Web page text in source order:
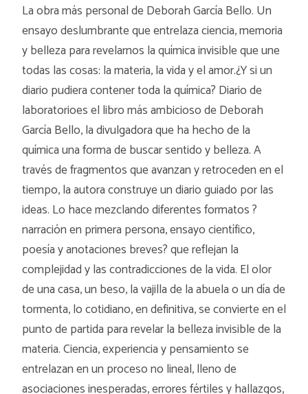
La obra más personal de Deborah García Bello. Un
ensayo deslumbrante que entrelaza ciencia, memoria
y belleza para revelarnos la química invisible que une
todas las cosas: la materia, la vida y el amor.¿Y si un
diario pudiera contener toda la química? Diario de
laboratorioes el libro más ambicioso de Deborah
García Bello, la divulgadora que ha hecho de la
química una forma de buscar sentido y belleza. A
través de fragmentos que avanzan y retroceden en el
tiempo, la autora construye un diario guiado por las
ideas. Lo hace mezclando diferentes formatos ?
narración en primera persona, ensayo científico,
poesía y anotaciones breves? que reflejan la
complejidad y las contradicciones de la vida. El olor
de una casa, un beso, la vajilla de la abuela o un día de
tormenta, lo cotidiano, en definitiva, se convierte en el
punto de partida para revelar la belleza invisible de la
materia. Ciencia, experiencia y pensamiento se
entrelazan en un proceso no lineal, lleno de
asociaciones inesperadas, errores fértiles y hallazgos,